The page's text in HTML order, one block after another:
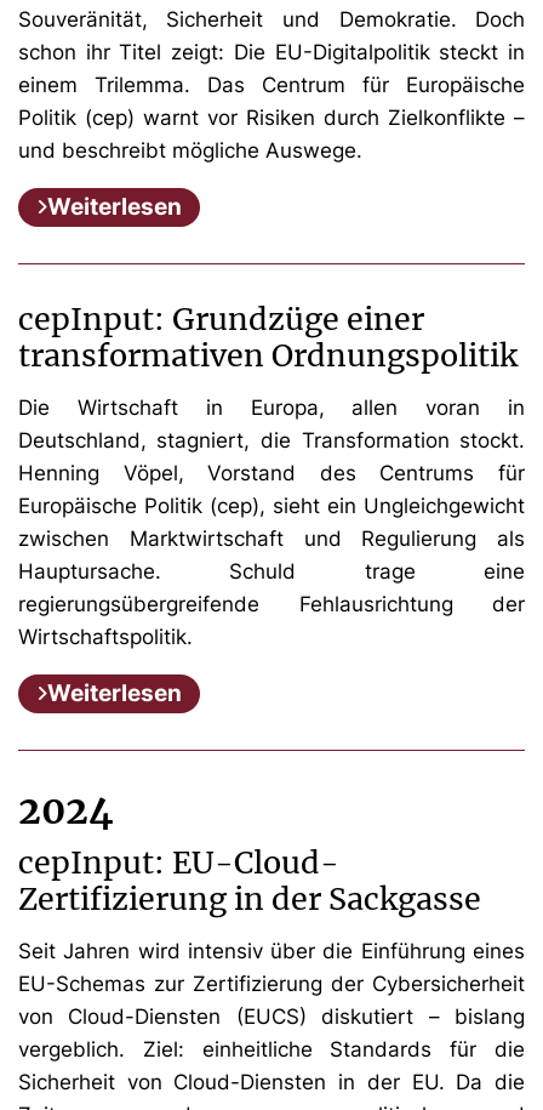
Souveränität, Sicherheit und Demokratie. Doch
schon ihr Titel zeigt: Die EU-Digitalpolitik steckt in
einem Trilemma. Das Centrum für Europäische
Politik (cep) warnt vor Risiken durch Zielkonflikte –
und beschreibt mögliche Auswege.
Weiterlesen
cepInput: Grundzüge einer
transformativen Ordnungspolitik
Die Wirtschaft in Europa, allen voran in
Deutschland, stagniert, die Transformation stockt.
Henning Vöpel, Vorstand des Centrums für
Europäische Politik (cep), sieht ein Ungleichgewicht
zwischen Marktwirtschaft und Regulierung als
Hauptursache. Schuld trage eine
regierungsübergreifende Fehlausrichtung der
Wirtschaftspolitik.
Weiterlesen
2024
cepInput: EU-Cloud-
Zertifizierung in der Sackgasse
Seit Jahren wird intensiv über die Einführung eines
EU-Schemas zur Zertifizierung der Cybersicherheit
von Cloud-Diensten (EUCS) diskutiert – bislang
vergeblich. Ziel: einheitliche Standards für die
Sicherheit von Cloud-Diensten in der EU. Da die